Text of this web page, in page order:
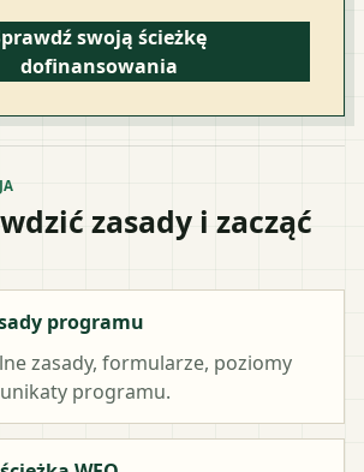
swoją ścieżkę
dofinansowania
zasady i zacząć
programu
zasady, formularze, poziomy
programu.